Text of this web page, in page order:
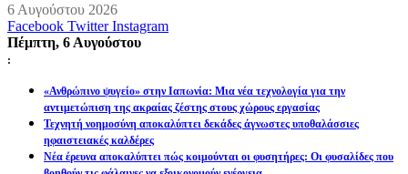
6 Αυγούστου 2026
Facebook Twitter Instagram
Πέμπτη, 6 Αυγούστου
:
«Ανθρώπινο ψυγείο» στην Ιαπωνία: Μια νέα τεχνολογία για την
αντιμετώπιση της ακραίας ζέστης στους χώρους εργασίας
Τεχνητή νοημοσύνη αποκαλύπτει δεκάδες άγνωστες υποθαλάσσιες
ηφαιστειακές καλδέρες
Νέα έρευνα αποκαλύπτει πώς κοιμούνται οι φυσητήρες: Οι φυσαλίδες που